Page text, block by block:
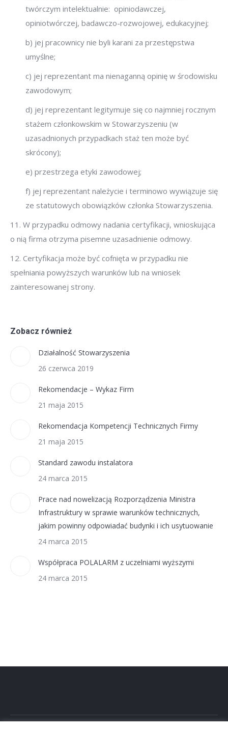
twórczym intelektualnie: opiniodawczej,
opiniotwórczej, badawczo-rozwojowej, edukacyjnej;
b) jej pracownicy nie byli karani za przestępstwa
umyślne;
c) jej reprezentant ma nienaganną opinię w środowisku
zawodowym;
d) jej reprezentant legitymuje się co najmniej rocznym
stażem członkowskim w Stowarzyszeniu (w
uzasadnionych przypadkach staż ten może być
skrócony);
e) przestrzega etyki zawodowej;
f) jej reprezentant należycie i terminowo wywiązuje się
ze statutowych obowiązków członka Stowarzyszenia.
11. W przypadku odmowy nadania certyfikacji, wnioskująca
o nią firma otrzyma pisemne uzasadnienie odmowy.
12. Certyfikacja może być cofnięta w przypadku nie
spełniania powyższych warunków lub na wniosek
zainteresowanej strony.
Zobacz również
Działalność Stowarzyszenia
26 czerwca 2019
Rekomendacje – Wykaz Firm
21 maja 2015
Rekomendacja Kompetencji Technicznych Firmy
21 maja 2015
Standard zawodu instalatora
24 marca 2015
Prace nad nowelizacją Rozporządzenia Ministra
Infrastruktury w sprawie warunków technicznych,
jakim powinny odpowiadać budynki i ich usytuowanie
24 marca 2015
Współpraca POLALARM z uczelniami wyższymi
24 marca 2015